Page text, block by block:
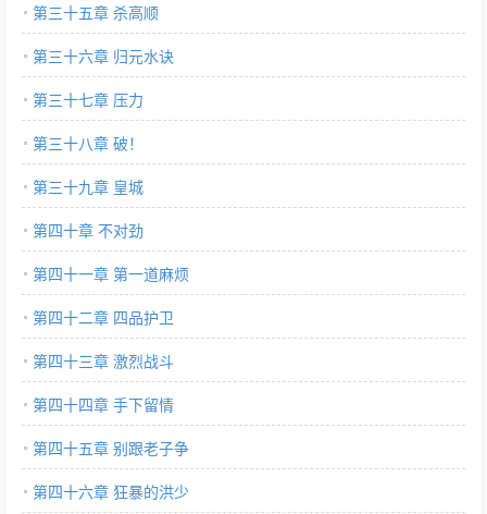
第三十五章 杀高顺
第三十六章 归元水诀
第三十七章 压力
第三十八章 破！
第三十九章 皇城
第四十章 不对劲
第四十一章 第一道麻烦
第四十二章 四品护卫
第四十三章 激烈战斗
第四十四章 手下留情
第四十五章 别跟老子争
第四十六章 狂暴的洪少